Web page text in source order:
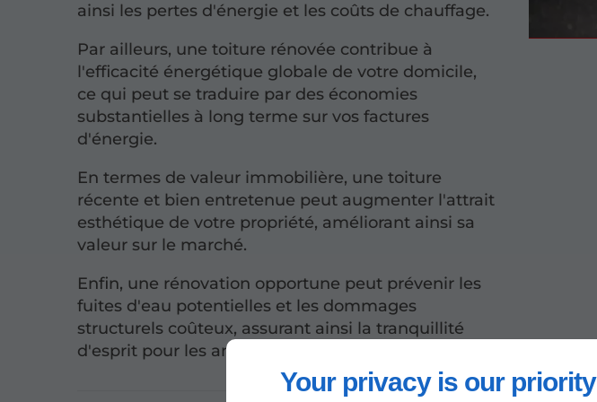
Your privacy is our priority
ainsi les pertes d'énergie et les coûts de chauffage.
Par ailleurs, une toiture rénovée contribue à
l'efficacité énergétique globale de votre domicile,
ce qui peut se traduire par des économies
substantielles à long terme sur vos factures
d'énergie.
En termes de valeur immobilière, une toiture
récente et bien entretenue peut augmenter l'attrait
esthétique de votre propriété, améliorant ainsi sa
valeur sur le marché.
Enfin, une rénovation opportune peut prévenir les
fuites d'eau potentielles et les dommages
structurels coûteux, assurant ainsi la tranquillité
d'esprit pour les années à venir.